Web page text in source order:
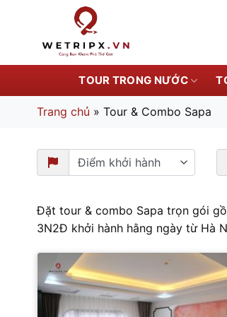
TOUR TRONG NƯỚC
Trang chủ » Tour & Combo Sapa
Đặt tour & combo Sapa trọn gói
3N2Đ khởi hành hằng ngày từ Hà